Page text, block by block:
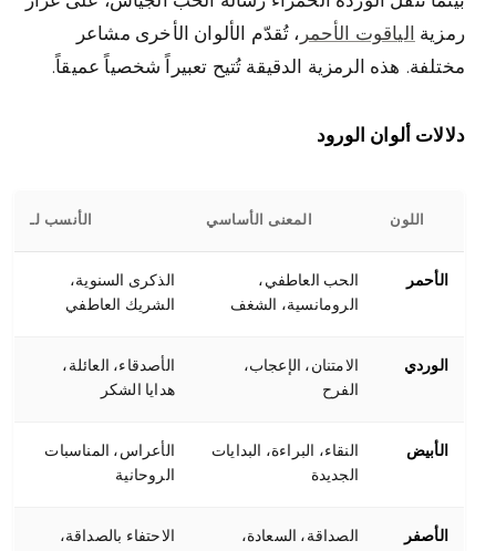
رمزيةالياقوت الأحمر، تُقدّم الألوان الأخرى مشاعر
مختلفة. هذه الرمزية الدقيقة تُتيح تعبيراً شخصياً عميقاً.
دلالات ألوان الورود
اللون المعنى الأساسي الأنسب لـ
الأحمر
الحب العاطفي،
الرومانسية، الشغف
الذكرى السنوية،
الشريك العاطفي
الوردي
الامتنان، الإعجاب،
الفرح
الأصدقاء، العائلة،
هدايا الشكر
الأبيض
النقاء، البراءة، البدايات
الجديدة
الأعراس، المناسبات
الروحانية
الأصفر
الصداقة، السعادة،
الاحتفاء بالصداقة،